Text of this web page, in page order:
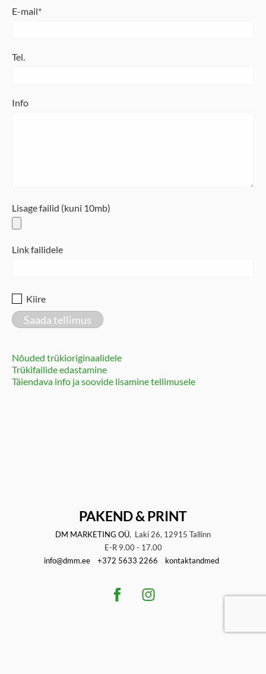
E-mail
Tel.
Info
Lisage failid (kuni 10mb)
Link failidele
Kiire
Nõuded trükioriginaalidele
Trükifailide edastamine
Täiendava info ja soovide lisamine tellimusele
PAKEND & PRINT
DM MARKETING OÜ, Laki 26, 12915 Tallinn
E-R 9.00 - 17.00
info@dmm.ee
+372 5633 2266 kontaktandmed